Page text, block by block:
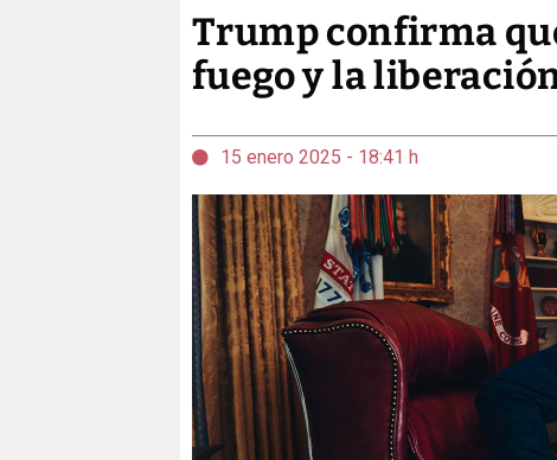
Trump confirma
fuego y la
15 enero 2025 - 18:41 h